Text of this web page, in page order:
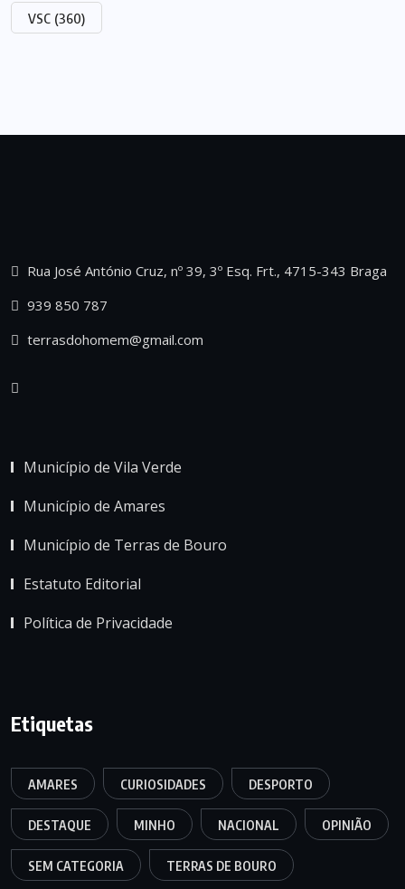
VSC (360)
Rua José António Cruz, nº 39, 3º Esq. Frt., 4715-343 Braga
939 850 787
terrasdohomem@gmail.com
Município de Vila Verde
Município de Amares
Município de Terras de Bouro
Estatuto Editorial
Política de Privacidade
Etiquetas
AMARES CURIOSIDADES DESPORTO
DESTAQUE MINHO NACIONAL OPINIÃO
SEM CATEGORIA TERRAS DE BOURO